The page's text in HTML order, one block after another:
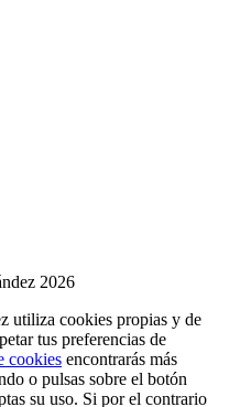
2026
utiliza cookies propias y de
tus preferencias de
cookies encontrarás más
o pulsas sobre el botón
su uso. Si por el contrario